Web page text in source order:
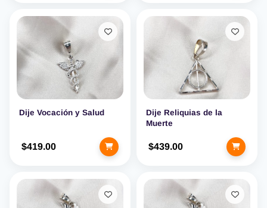
Dije Vocación y Salud
$419.00
Dije Reliquias de la
Muerte
$439.00